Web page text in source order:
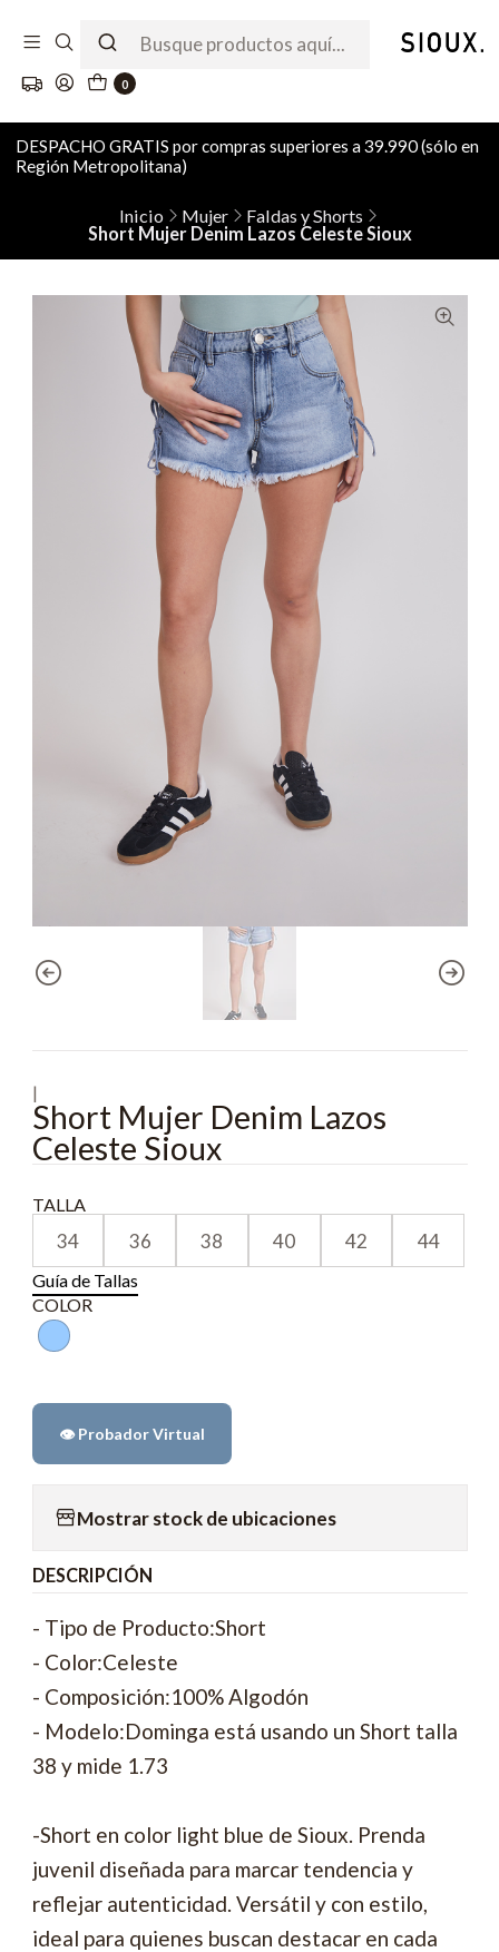
0
DESPACHO GRATIS por compras superiores a 39.990 (sólo en
Región Metropolitana)
Inicio Mujer
Faldas y Shorts
Short Mujer Denim Lazos Celeste Sioux
|
Short Mujer Denim Lazos
Celeste Sioux
TALLA
34 36 38 40 42 44
Guía de Tallas
COLOR
👁️ Probador Virtual
Mostrar stock de ubicaciones
DESCRIPCIÓN
- Tipo de Producto:Short
- Color:Celeste
- Composición:100% Algodón
- Modelo:Dominga está usando un Short talla
38 y mide 1.73
-Short en color light blue de Sioux. Prenda
juvenil diseñada para marcar tendencia y
reflejar autenticidad. Versátil y con estilo,
ideal para quienes buscan destacar en cada